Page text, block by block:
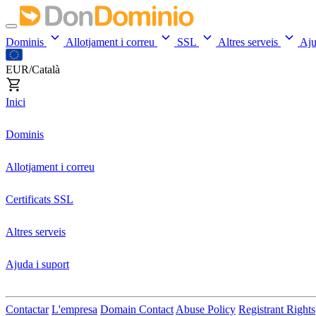
Dominis Allotjament i correu SSL Altres serveis
EUR/Català
Inici
Dominis
Allotjament i correu
Certificats SSL
Altres serveis
Ajuda i suport
Contactar L'empresa Domain Contact Abuse Policy Registrant Rights